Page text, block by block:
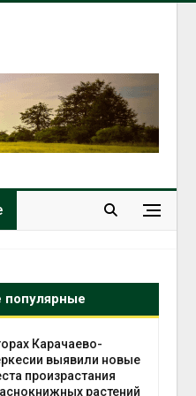
В Домодедове
ликвидируют
последствия разлива
химикатов после